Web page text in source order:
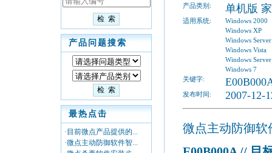
产品问题搜索
最热点击
·目前微点产品提供的...
·微点主动防御软件智...
产品类别: 单机版
适用系统:
Windows 2000
Windows XP
Windows
Windows Vista
Windows
Windows 7
关键字:
发布时间: 2007-12-
微点主动防御软